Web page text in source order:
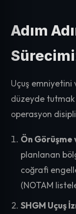
Adım
Uçuş emniyetini
düzeyde
operasyon
Ön Görüşme
planlanan
coğrafi
(NOTAM
SHGM Uçuş